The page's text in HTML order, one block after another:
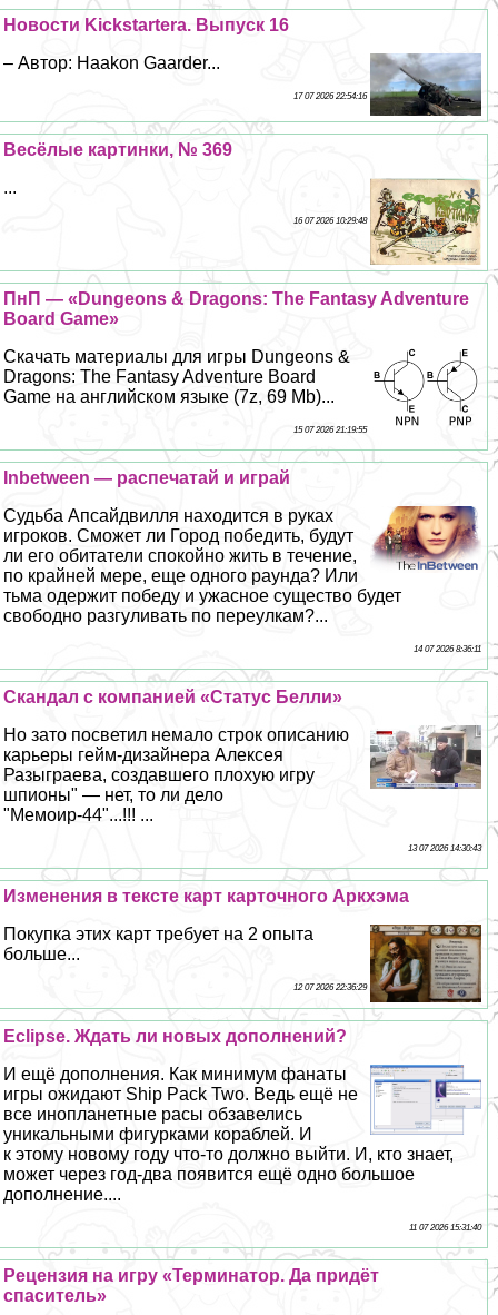
Новости Kickstarterа. Выпуск 16
– Автор: Haakon Gaarder...
17 07 2026 22:54:16
Весёлые картинки, № 369
...
16 07 2026 10:29:48
ПнП — «Dungeons & Dragons: The Fantasy Adventure
Board Game»
Скачать материалы для игры Dungeons &
Dragons: The Fantasy Adventure Board
Game на английском языке (7z, 69 Mb)...
15 07 2026 21:19:55
Inbetween — распечатай и играй
Судьба Апсайдвилля находится в руках
игроков. Сможет ли Город победить, будут
ли его обитатели спокойно жить в течение,
по крайней мере, еще одного раунда? Или
тьма одержит победу и ужасное существо будет
свободно разгуливать по переулкам?...
14 07 2026 8:36:11
Скандал с компанией «Статус Белли»
Но зато посветил немало строк описанию
карьеры гeйм-дизайнера Алексея
Разыграева, создавшего плохую игру
шпионы" — нет, то ли дело
"Мемоир-44"...!!! ...
13 07 2026 14:30:43
Изменения в тексте карт карточного Аркхэма
Покупка этих карт требует на 2 опыта
больше...
12 07 2026 22:36:29
Eclipse. Ждать ли новых дополнений?
И ещё дополнения. Как минимум фанаты
игры ожидают Ship Pack Two. Ведь ещё не
все инопланетные расы обзавелись
уникальными фигурками кораблей. И
к этому новому году что-то должно выйти. И, кто знает,
может через год-два появится ещё одно большое
дополнение....
11 07 2026 15:31:40
Рецензия на игру «Терминатор. Да придёт
спаситель»